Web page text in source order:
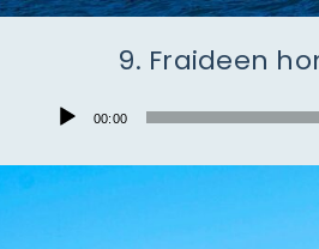
9. Fraideen
Audio
00:00